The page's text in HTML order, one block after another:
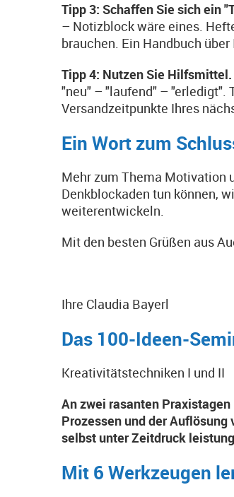
Tipp 3: Schaffen Sie sich ein
– Notizblock wäre eines.
brauchen. Ein Handbuch
Tipp 4: Nutzen Sie Hilfsmittel.
"neu" – "laufend" – "erledigt".
Versandzeitpunkte Ihres
Ein Wort zum
Mehr zum Thema Motivation
Denkblockaden tun können,
weiterentwickeln.
Mit den besten Grüßen aus
Ihre Claudia Bayerl
Das 100-Ideen-
Kreativitätstechniken I und II
An zwei rasanten
Prozessen und der
selbst unter Zeitdruck
Mit 6 Werkzeugen